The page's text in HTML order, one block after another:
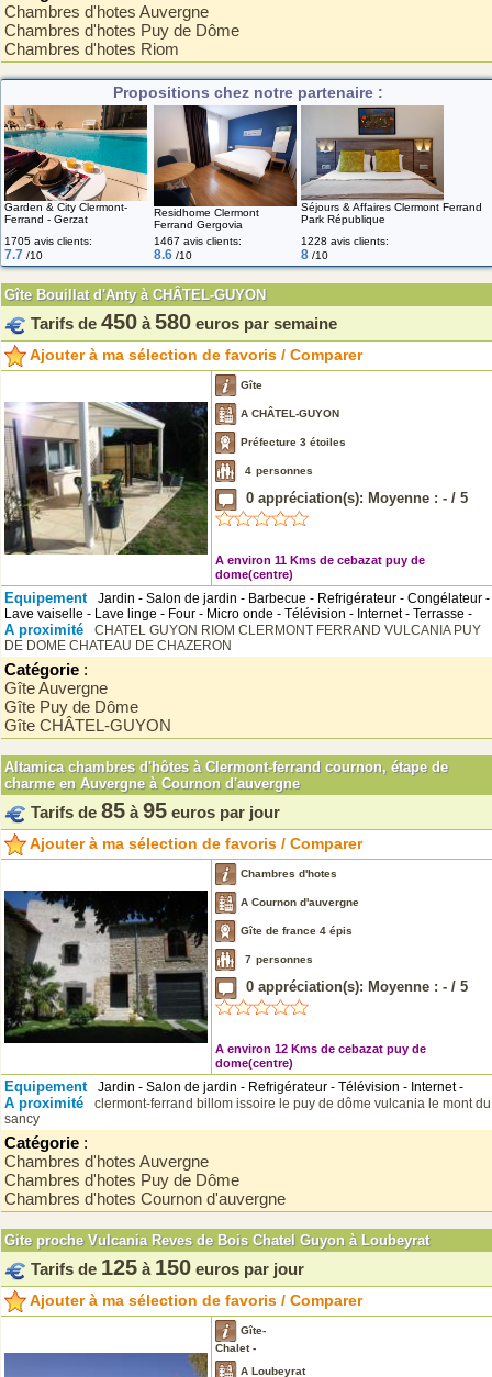
Chambres d'hotes Auvergne
Chambres d'hotes Puy de Dôme
Chambres d'hotes Riom
Propositions chez notre partenaire :
Garden & City Clermont-
Ferrand - Gerzat
Residhome Clermont
Ferrand Gergovia
Séjours & Affaires Clermont Ferrand
Park République
1705 avis clients:
7.7 /10
1467 avis clients:
8.6 /10
1228 avis clients:
8 /10
Gîte Bouillat d'Anty à CHÂTEL-GUYON
Tarifs de 450 à 580 euros par semaine
Ajouter à ma sélection de favoris / Comparer
Gîte
A CHÂTEL-GUYON
Préfecture 3 étoiles
4 personnes
0 appréciation(s): Moyenne : - / 5
A environ 11 Kms de cebazat puy de
dome(centre)
Equipement
Jardin - Salon de jardin - Barbecue - Refrigérateur - Congélateur -
Lave vaiselle - Lave linge - Four - Micro onde - Télévision - Internet - Terrasse -
A proximité CHATEL GUYON RIOM CLERMONT FERRAND VULCANIA PUY
DE DOME CHATEAU DE CHAZERON
Catégorie :
Gîte Auvergne
Gîte Puy de Dôme
Gîte CHÂTEL-GUYON
Altamica chambres d'hôtes à Clermont-ferrand cournon, étape de
charme en Auvergne à Cournon d'auvergne
Tarifs de 85 à 95 euros par jour
Ajouter à ma sélection de favoris / Comparer
Chambres d'hotes
A Cournon d'auvergne
Gîte de france 4 épis
7 personnes
0 appréciation(s): Moyenne : - / 5
A environ 12 Kms de cebazat puy de
dome(centre)
Equipement Jardin - Salon de jardin - Refrigérateur - Télévision - Internet -
A proximité clermont-ferrand billom issoire le puy de dôme vulcania le mont du
sancy
Catégorie :
Chambres d'hotes Auvergne
Chambres d'hotes Puy de Dôme
Chambres d'hotes Cournon d'auvergne
Gite proche Vulcania Reves de Bois Chatel Guyon à Loubeyrat
Tarifs de 125 à 150 euros par jour
Ajouter à ma sélection de favoris / Comparer
Gîte-
Chalet -
A Loubeyrat